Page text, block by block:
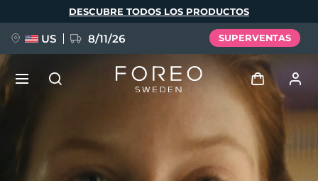
DESCUBRE TODOS LOS PRODUCTOS
US 8/11/26 SUPERVENTAS
Iniciar sesión
Perfil de usuario
Idioma